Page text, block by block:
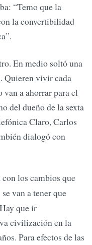
“Temo que la
la convertibilidad
En medio soltó una
Quieren vivir cada
van a ahorrar para el
del dueño de la sexta
Claro, Carlos
dialogó con
los cambios que
van a tener que
que ir
civilización en la
Para efectos de las